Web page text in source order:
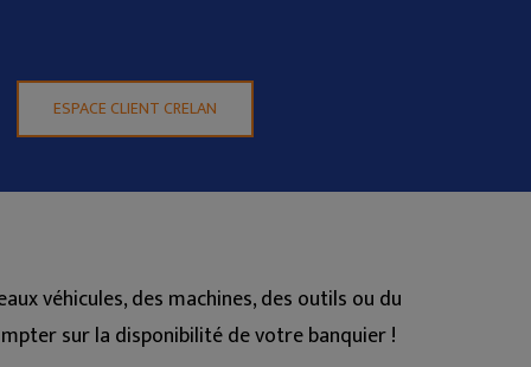
ESPACE CLIENT CRELAN
véhicules, des machines, des outils ou du
sur la disponibilité de votre banquier !